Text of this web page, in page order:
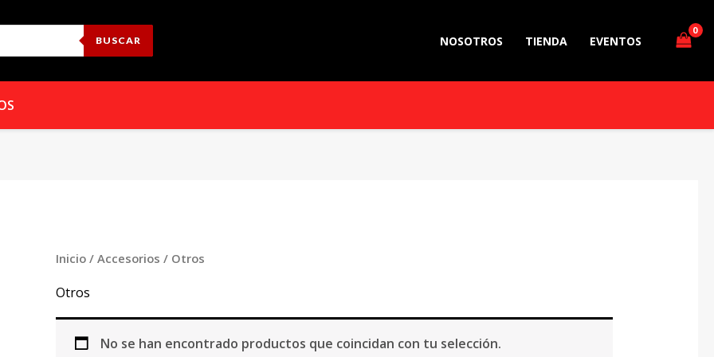
BUSCAR NOSOTROS TIENDA EVENTOS
Inicio/ Accesorios / Otros
Otros
No se han encontrado productos que coincidan con tu selección.